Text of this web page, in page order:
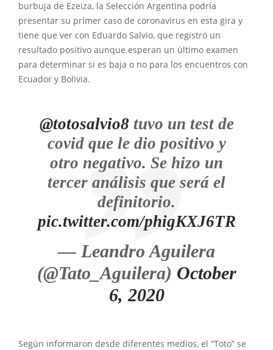
burbuja de Ezeiza, la Selección Argentina podría
presentar su primer caso de coronavirus en esta gira y
tiene que ver con Eduardo Salvio, que registró un
resultado positivo aunque esperan un último examen
para determinar si es baja o no para los encuentros con
Ecuador y Bolivia.
@totosalvio8 tuvo un test de
covid que le dio positivo y
otro negativo. Se hizo un
tercer análisis que será el
definitorio.
pic.twitter.com/phigKXJ6TR
— Leandro Aguilera
(@Tato_Aguilera) October
6, 2020
Según informaron desde diferentes medios, el “Toto” se